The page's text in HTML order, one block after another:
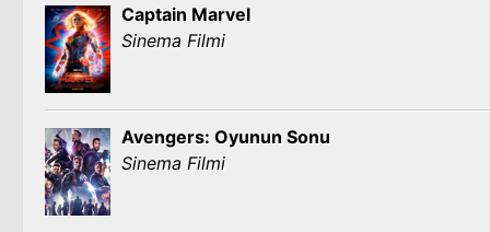
Captain Marvel
Sinema Filmi
Avengers: Oyunun Sonu
Sinema Filmi